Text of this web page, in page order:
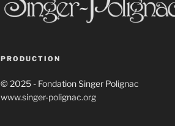
PRODUCTION
© 2025 - Fondation Singer Polignac
www.singer-polignac.org